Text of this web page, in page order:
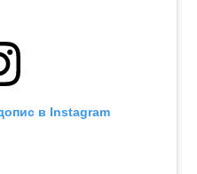
в Instagram